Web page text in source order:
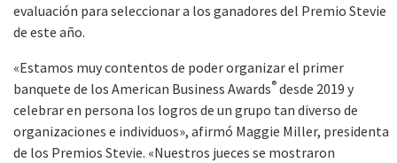
evaluación para seleccionar a los ganadores del Premio Stevie
de este año.
«Estamos muy contentos de poder organizar el primer
banquete de los American Business Awards® desde 2019 y
celebrar en persona los logros de un grupo tan diverso de
organizaciones e individuos», afirmó Maggie Miller, presidenta
de los Premios Stevie. «Nuestros jueces se mostraron